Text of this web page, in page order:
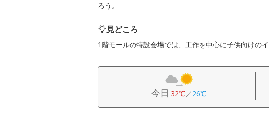
ろう。
見どころ
1階モールの特設会場では、工作を中心に子供向けの
今日 32℃／26℃